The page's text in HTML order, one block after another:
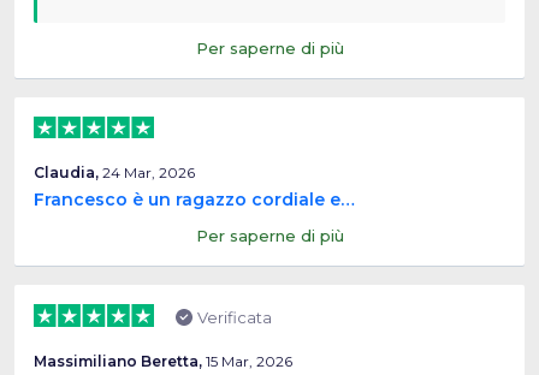
Per saperne di più
Claudia, 24 Mar, 2026
Francesco è un ragazzo cordiale e…
Per saperne di più
Verificata
Massimiliano Beretta, 15 Mar, 2026